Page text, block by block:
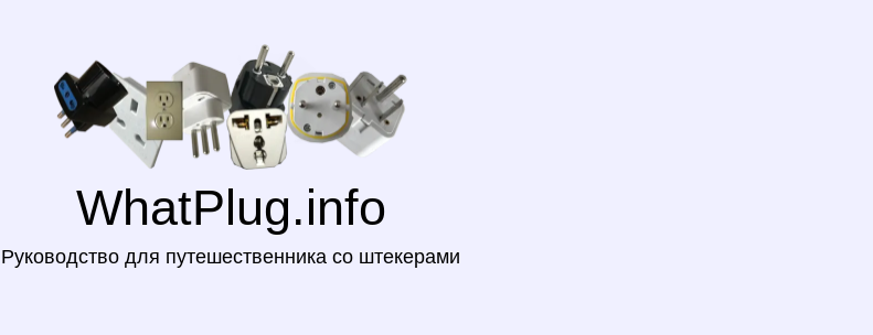
WhatPlug.info
Руководство для путешественника со штекерами